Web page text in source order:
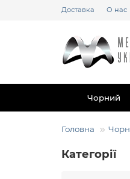
Доставка О нас
Чорний
Головна
Категорії